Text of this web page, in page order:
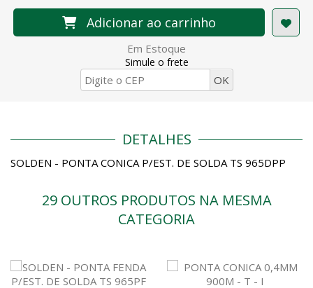
Adicionar ao carrinho
Em Estoque
Simule o frete
DETALHES
SOLDEN - PONTA CONICA P/EST. DE SOLDA TS 965DPP
29 OUTROS PRODUTOS NA MESMA
CATEGORIA